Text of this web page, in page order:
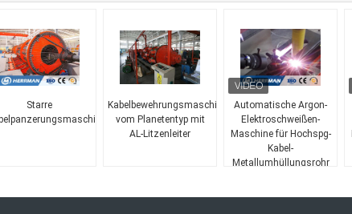
Starre
Kabelbewehrungsmaschine
vom Planetentyp mit
AL-Litzenleiter
Automatische Argon-
Elektroschweißen-
Maschine für Hochspg-
Kabel-
Metallumhüllungsrohr